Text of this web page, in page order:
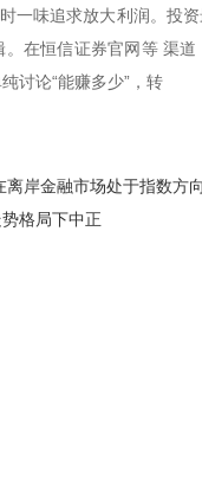
一味追求放大利润。投
。在恒信证券官网等 渠
讨论“能赚多少”，转
岸金融市场处于指数方向
格局下中正